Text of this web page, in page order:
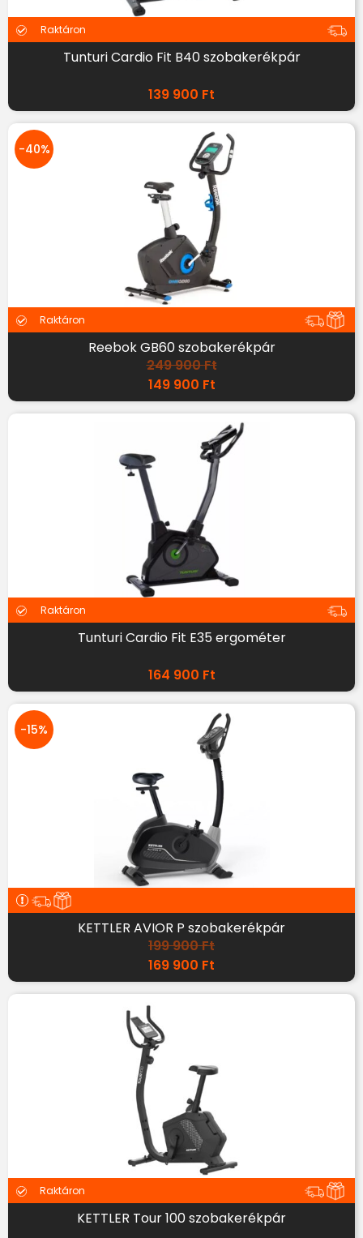
Raktáron
Tunturi Cardio Fit B40 szobakerékpár
139 900 Ft
-40%
Raktáron
Reebok GB60 szobakerékpár
249 900Ft
149 900 Ft
Raktáron
Tunturi Cardio Fit E35 ergométer
164 900 Ft
-15%
KETTLER AVIOR P szobakerékpár
199 900Ft
169 900 Ft
Raktáron
KETTLER Tour 100 szobakerékpár